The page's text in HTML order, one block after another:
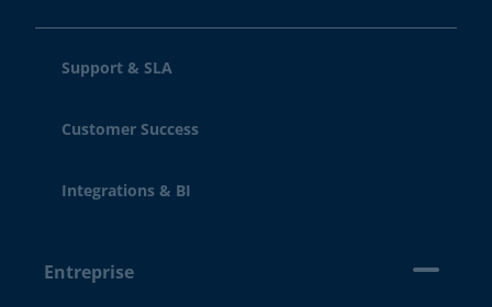
Support & SLA
Customer Success
Integrations & BI
Entreprise